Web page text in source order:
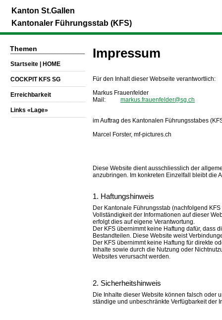
2. Sicherheitshinweis
1. Haftungshinweis
Die Inhalte dieser Website können falsch oder
ständige und unbeschränkte Verfügbarkeit der
Der Kantonale Führungsstab (nachfolgend
Vollständigkeit der Informationen auf dieser
erfolgt dies auf eigene Verantwortung.
Der KFS übernimmt keine Haftung dafür, dass
Bestandteilen. Diese Website weist
Der KFS übernimmt keine Haftung für direkte
Inhalte sowie durch die Nutzung oder
Websites verursacht werden.
Diese Website dient ausschliesslich der
anzubringen. Im konkreten Einzelfall bleibt die
Impressum
Für den Inhalt dieser Webseite verantwortlich:
Markus Frauenfelder
Mail: markus.frauenfelder@sg.ch
im Auftrag des Kantonalen Führungsstabes
Marcel Forster, mf-pictures.ch
COCKPIT KFS SG
_________________________
Links «Lage»
Erreichbarkeit
Startseite | HOME
_________________________
_________________________
Themen
Kantonaler Führungsstab (KFS)
Kanton St.Gallen